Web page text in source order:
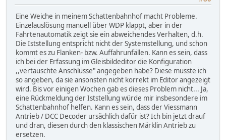
Eine Weiche in meinem Schattenbahnhof macht Probleme.
Einzelauslösung manuell über WDP klappt, aber in der
Fahrtenautomatik zeigt sie ein abweichendes Verhalten, d.h.
Die Iststellung entspricht nicht der Systemstellung, und schon
kommt es zu Flanken- bzw. Auffahrunfällen. Kann es sein, dass
ich bei der Erfassung im Gleisbildeditor die Konfiguration
,,vertauschte Anschlüsse" angegeben habe? Diese musste ich
so angeben, da sie ansonsten nicht korrekt im Editor angezeigt
wird. Bis vor einigen Wochen gab es dieses Problem nicht... Ja,
eine Rückmeldung der Iststellung würde mir insbesondere im
Schattenbahnhof helfen. Kann es sein, dass der Viessmann
Antrieb / DCC Decoder ursächlich dafür ist? Ich bin jetzt drauf
und dran, diesen durch den klassischen Märklin Antrieb zu
ersetzen.